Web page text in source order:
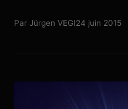
Par Jürgen VEGI24 juin 2015